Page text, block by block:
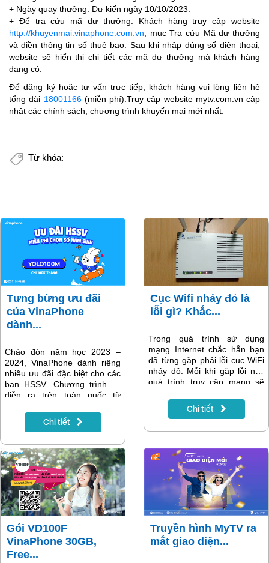
+ Ngày quay thưởng: Dự kiến ngày 10/10/2023.
+ Để tra cứu mã dự thưởng: Khách hàng truy cập website
http://khuyenmai.vinaphone.com.vn; mục Tra cứu Mã dự thưởng
và điền thông tin số thuê bao. Sau khi nhập đúng số điện thoại,
website sẽ hiển thị chi tiết các mã dự thưởng mà khách hàng
đang có.
Để đăng ký hoặc tư vấn trực tiếp, khách hàng vui lòng liên hệ
tổng đài 18001166(miễn phí).Truy cập website mytv.com.vn cập
nhật các chính sách, chương trình khuyến mại mới nhất.
Từ khóa:
Tưng bừng ưu đãi
của VinaPhone
dành...
Chào đón năm học 2023 –
2024, VinaPhone dành riêng
nhiều ưu đãi đặc biệt cho các
bạn HSSV. Chương trình sẽ
diễn ra trên toàn quốc từ
hoạt động hấp dẫn và quà
tặng giá trị.
Chi tiết
Cục Wifi nháy đỏ là
lỗi gì? Khắc...
Trong quá trình sử dụng
mạng Internet chắc hẳn bạn
đã từng gặp phải lỗi cục WiFi
nháy đỏ. Mỗi khi gặp lỗi này
quá trình truy cập mạng sẽ
WiFi nháy đỏ là lỗi gì? Nguyên
nhân lỗi là do đâu? Cách khắc
Chi tiết
Gói VD100F
VinaPhone 30GB,
Free...
Truyền hình MyTV ra
mắt giao diện...